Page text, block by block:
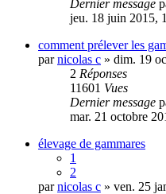
Dernier message
jeu. 18 juin 2015,
comment prélever les
parnicolas c » dim. 19
2 Réponses
11601 Vues
Dernier message
mar. 21 octobre
élevage de gammares
1
2
parnicolas c » ven. 25